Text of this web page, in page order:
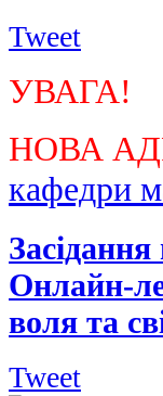
Tweet
УВАГА!
НОВА
кафедри
Онлайн-
воля та
Tweet